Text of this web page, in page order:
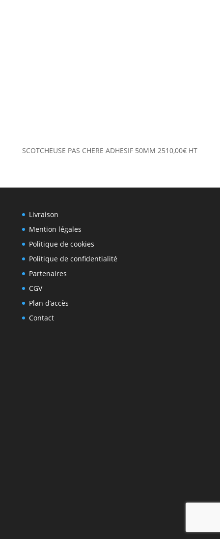
SCOTCHEUSE PAS CHERE ADHESIF 50MM 2510,00€ HT
Livraison
Mention légales
Politique de cookies
Politique de confidentialité
Partenaires
CGV
Plan d’accès
Contact